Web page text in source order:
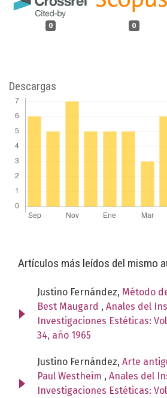
0 0
Descargas
Artículos más leídos del mismo
Justino Fernández, Método
Best Maugard , Anales del
Investigaciones Estéticas:
34, año 1965
Justino Fernández, Arte
Paul Westheim , Anales del
Investigaciones Estéticas: